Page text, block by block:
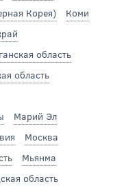
Корея)
Коми
область
область
Марий Эл
Москва
Мьянма
область